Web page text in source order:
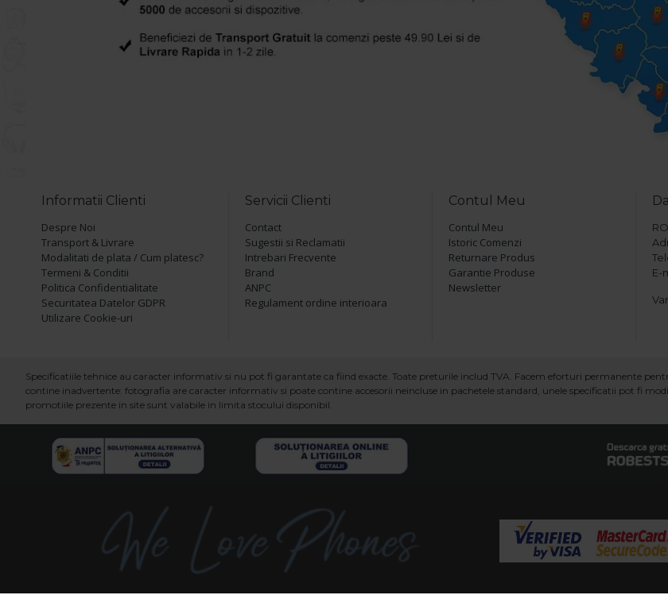
Informatii Clienti
Despre Noi
Transport & Livrare
Modalitati de plata / Cum platesc?
Termeni & Conditii
Politica Confidentialitate
Securitatea Datelor GDPR
Utilizare Cookie-uri
Servicii Clienti
Contact
Sugestii si Reclamatii
Intrebari Frecvente
Brand
ANPC
Regulament ordine interioara
Contul Meu
Contul Meu
Istoric Comenzi
Returnare Produs
Garantie Produse
Newsletter
E-
Specificatiile tehnice au caracter informativ si nu pot fi garantate ca fiind exacte. Toate preturile includ TVA. Facem eforturi permanente
contine inadvertente: fotografia are caracter informativ si poate contine accesorii neincluse in pachetele standard, unele specificatii pot fi
promotiile prezente in site sunt valabile in limita stocului disponibil.